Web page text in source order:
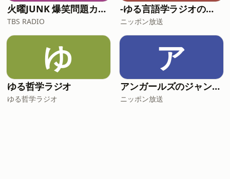
火曜JUNK 爆笑問題カーボーイ
TBS RADIO
-ゆる言語学ラジオのオールナイトニッポンPODCAST【月替り・5月担当】---
ニッポン放送
ゆ
ゆる哲学ラジオ
ゆる哲学ラジオ
ア
アンガールズのジャンピン[-オールナイトニッポンPODCAST-]
ニッポン放送